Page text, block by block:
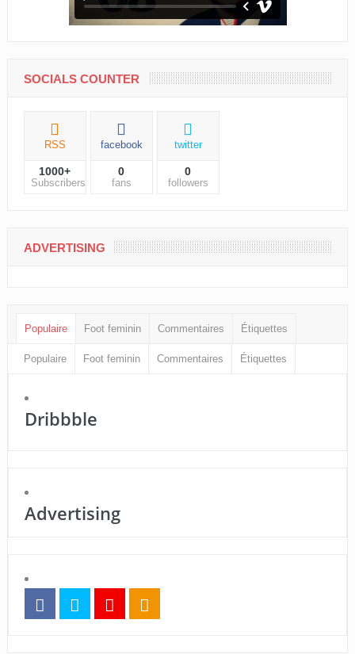
SOCIALS COUNTER
RSS
1000+
Subscribers
facebook
0
fans
twitter
0
followers
ADVERTISING
Populaire Foot feminin Commentaires Étiquettes
Populaire Foot feminin Commentaires Étiquettes
Dribbble
Advertising